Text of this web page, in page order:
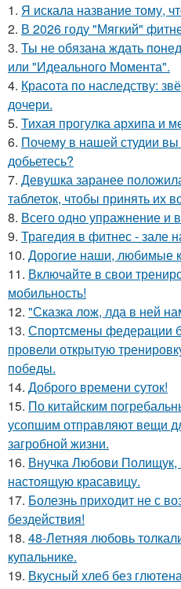
1. Я искала название тому,
2. В 2026 году "Мягкий"
3. Ты не обязана ждать
или "Идеального Момента".
4. Красота по наследству:
дочери.
5. Тихая прогулка архипа и
6. Почему в нашей студии вы
добьетесь?
7. Девушка заранее
таблеток, чтобы принять их
8. Всего одно упражнение и
9. Трагедия в фитнес - зале
10. Дорогие наши, любимые
11. Включайте в свои
мобильность!
12. "Сказка лож, лда в ней
13. Спортсмены федерации
провели открытую
победы.
14. Доброго времени суток!
15. По китайским
усопшим отправляют вещи
загробной жизни.
16. Внучка Любови Полищук,
настоящую красавицу.
17. Болезнь приходит не с
бездействия!
18. 48-Летняя любовь
купальнике.
19. Вкусный хлеб без